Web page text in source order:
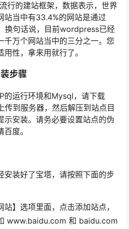
行的建站框架，数据表示，世界
站当中有33.4%的网站是通过
换句话说，目前wordpress已经
千万个网站当中的三分之一。您
性，拿来用就行了。
步骤
的运行环境和Mysql，请下载
到服务器，然后解压到站点目
示安装。请务必要设置站点的伪
度。
安装好了宝塔，请按照下面的步
】选项里面，点击添加站点，
www.baidu.com 和 baidu.com